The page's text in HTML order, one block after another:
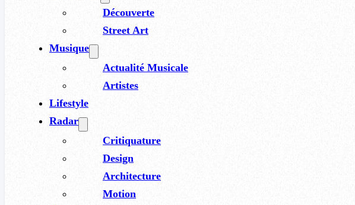
Découverte
Street Art
Musique
Actualité Musicale
Artistes
Lifestyle
Radar
Critiquature
Design
Architecture
Motion